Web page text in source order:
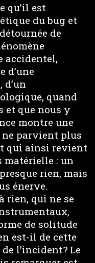
qu’il est
du bug et
de
accidentel,
d’une
quand
et que nous y
montre une
ne parvient plus
qui ainsi revient
matérielle : un
rien, mais
énerve.
rien, qui ne se
de solitude
est-il de cette
l’incident? Le